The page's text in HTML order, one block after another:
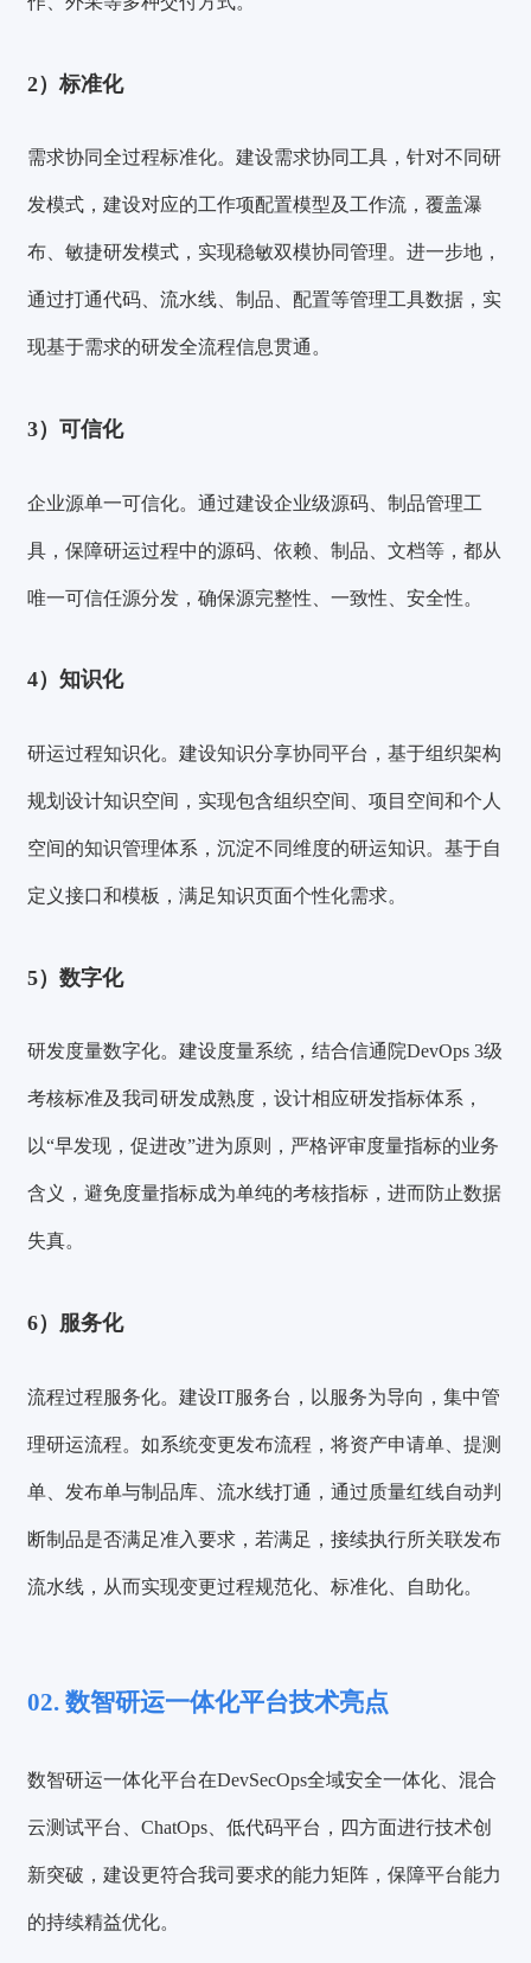
2）标准化
需求协同全过程标准化。建设需求协同工具 ，针对不同研
发模式，建设对应的工作项配置模型及工作流，覆盖瀑
布、敏捷研发模式，实现稳敏双模协同管理。进一步地，
通过打通代码、流水线、制品、配置等管理工具数据，实
现基于需求的研发全流程信息贯通。
3）可信化
企业源单一可信化。通过建设企业级源码、制品管理工
具 ，保障研运过程中的源码、依赖、制品、文档等，都从
唯一可信任源分发，确保源完整性、一致性、安全性。
4）知识化
研运过程知识化。建设知识分享协同平台 ，基于组织架构
规划设计知识空间，实现包含组织空间、项目空间和个人
空间的知识管理体系，沉淀不同维度的研运知识。基于自
定义接口和模板，满足知识页面个性化需求。
5）数字化
研发度量数字化。建设度量系统 ，结合信通院DevOps 3级
考核标准及我司研发成熟度，设计相应研发指标体系，
以“早发现，促进改”进为原则，严格评审度量指标的业务
含义，避免度量指标成为单纯的考核指标，进而防止数据
失真。
6）服务化
流程过程服务化。建设IT服务台 ，以服务为导向，集中管
理研运流程。如系统变更发布流程，将资产申请单、提测
单、发布单与制品库、流水线打通，通过质量红线自动判
断制品是否满足准入要求，若满足，接续执行所关联发布
流水线，从而实现变更过程规范化、标准化、自助化。
02. 数智研运一体化平台技术亮点
数智研运一体化平台在DevSecOps全域安全一体化、混合
云测试平台、ChatOps、低代码平台，四方面进行技术创
新突破，建设更符合我司要求的能力矩阵，保障平台能力
的持续精益优化。